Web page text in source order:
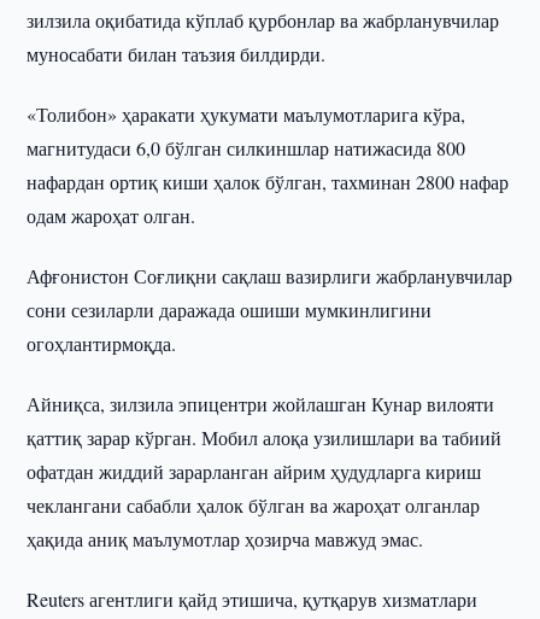
зилзила оқибатида кўплаб қурбонлар ва жабрланувчилар
муносабати билан таъзия билдирди.
«Толибон» ҳаракати ҳукумати маълумотларига кўра,
магнитудаси 6,0 бўлган силкиншлар натижасида 800
нафардан ортиқ киши ҳалок бўлган, тахминан 2800 нафар
одам жароҳат олган.
Афғонистон Соғлиқни сақлаш вазирлиги жабрланувчилар
сони сезиларли даражада ошиши мумкинлигини
огоҳлантирмоқда.
Айниқса, зилзила эпицентри жойлашган Кунар вилояти
қаттиқ зарар кўрган. Мобил алоқа узилишлари ва табиий
офатдан жиддий зарарланган айрим ҳудудларга кириш
чеклангани сабабли ҳалок бўлган ва жароҳат олганлар
ҳақида аниқ маълумотлар ҳозирча мавжуд эмас.
Reuters агентлиги қайд этишича, қутқарув хизматлари